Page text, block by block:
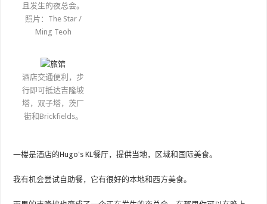
且发生的夜总会。
照片：The Star /
Ming Teoh
酒店交通便利，步
行即可抵达吉隆坡
塔，双子塔，茨厂
街和Brickfields。
一楼是酒店的Hugo's KL餐厅，提供当地，区域和国际美食。
我有机会尝试自助餐，它有很好的本地和西方美食。